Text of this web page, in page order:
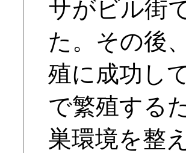
サがビル街
た。その後
殖に成功し
で繁殖する
巣環境を整